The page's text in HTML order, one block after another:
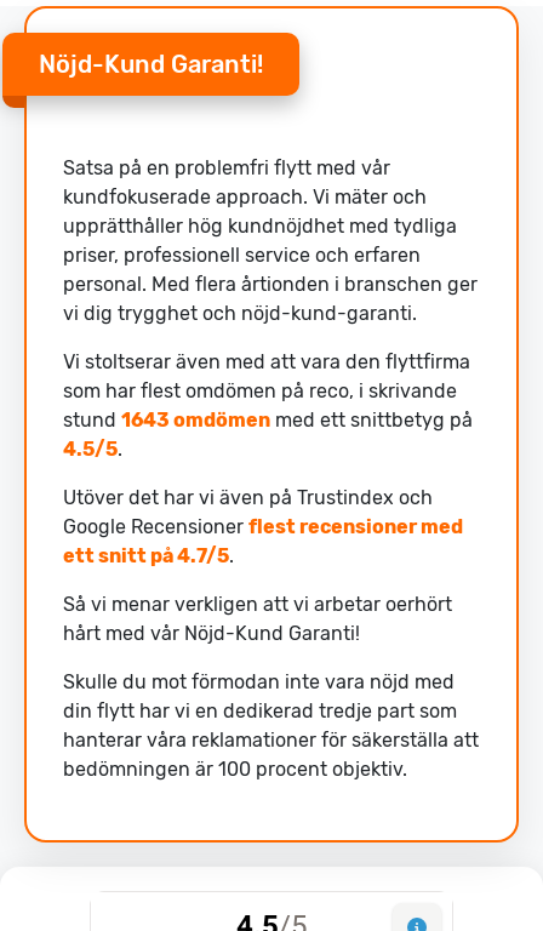
Nöjd-Kund Garanti!
Satsa på en problemfri flytt med vår
kundfokuserade approach. Vi mäter och
upprätthåller hög kundnöjdhet med tydliga
priser, professionell service och erfaren
personal. Med flera årtionden i branschen ger
vi dig trygghet och nöjd-kund-garanti.
Vi stoltserar även med att vara den flyttfirma
som har flest omdömen på reco, i skrivande
stund 1643 omdömen med ett snittbetyg på
4.5/5.
Utöver det har vi även på Trustindex och
Google Recensioner flest recensioner med
ett snitt på 4.7/5.
Så vi menar verkligen att vi arbetar oerhört
hårt med vår Nöjd-Kund Garanti!
Skulle du mot förmodan inte vara nöjd med
din flytt har vi en dedikerad tredje part som
hanterar våra reklamationer för säkerställa att
bedömningen är 100 procent objektiv.